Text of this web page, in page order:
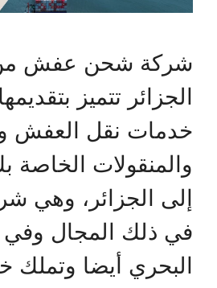
شركة شحن عفش
الجزائر تتميز
خدمات نقل العفش
والمنقولات
إلى الجزائر، وهي
في ذلك المجال
البحري أيضا وتملك